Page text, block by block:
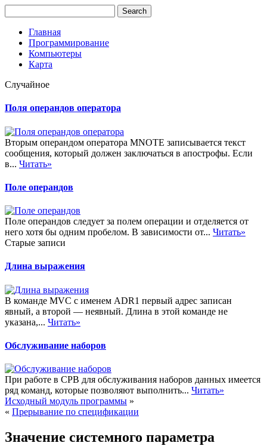
Главная
Программирование
Компьютеры
Карта
Случайное
Поля операндов оператора
Вторым операндом оператора MNOTE записывается текст
сообщения, который должен заключаться в апострофы. Если
в... Читать»
Поле операндов
Поле операндов следует за полем операции и отделяется от
него хотя бы одним пробелом. В зависимости от... Читать»
Старые записи
Длина выражения
В команде MVC с именем ADR1 первый адрес записан
явный, а второй — неявный. Длина в этой команде не
указана,... Читать»
Обслуживание наборов
При работе в СРВ для обслуживания наборов данных имеется
ряд команд, которые позволяют выполнить... Читать»
Исходный модуль программы »
« Прерывание по спецификации
Значение системного параметра